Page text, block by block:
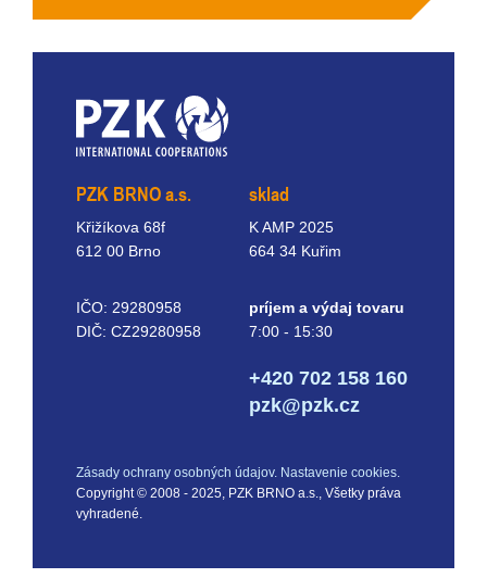
PZK BRNO a.s.
Křižíkova 68f
612 00 Brno
IČO: 29280958
DIČ: CZ29280958
sklad
K AMP 2025
664 34 Kuřim
príjem a výdaj tovaru
7:00 - 15:30
+420 702 158 160
pzk@pzk.cz
Copyright © 2008 - 2025, PZK BRNO a.s., Všetky práva
vyhradené.
Zásady ochrany osobných údajov. Nastavenie cookies.